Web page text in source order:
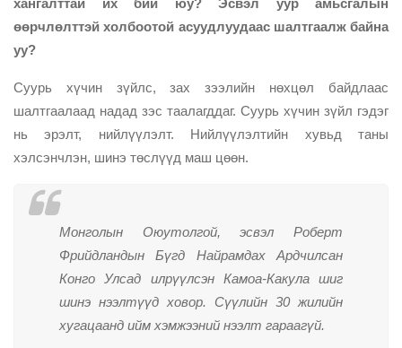
хангалттай их бий юу? Эсвэл уур амьсгалын
өөрчлөлттэй холбоотой асуудлуудаас шалтгаалж байна
уу?
Суурь хүчин зүйлс, зах зээлийн нөхцөл байдлаас
шалтгаалаад надад зэс таалагддаг. Суурь хүчин зүйл гэдэг
нь эрэлт, нийлүүлэлт. Нийлүүлэлтийн хувьд таны
хэлсэнчлэн, шинэ төслүүд маш цөөн.
Монголын Оюутолгой, эсвэл Роберт
Фрийдландын Бүгд Найрамдах Ардчилсан
Конго Улсад илрүүлсэн Камоа-Какула шиг
шинэ нээлтүүд ховор. Сүүлийн 30 жилийн
хугацаанд ийм хэмжээний нээлт гараагүй.